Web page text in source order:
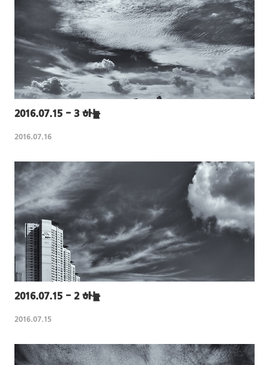
2016.07.15 - 3 하늘
2016.07.16
2016.07.15 - 2 하늘
2016.07.15